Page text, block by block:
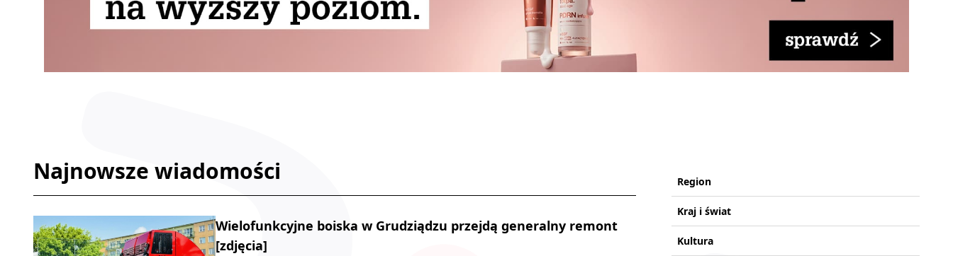
Najnowsze wiadomości
Wielofunkcyjne boiska w Grudziądzu przejdą generalny remont
[zdjęcia]
Region
Kraj i świat
Kultura